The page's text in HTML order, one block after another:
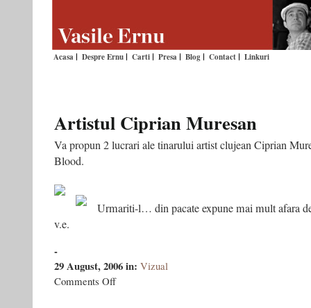
Acasa Despre Ernu Carti Presa Blog Contact Linkuri
Artistul Ciprian Muresan
Va propun 2 lucrari ale tinarului artist clujean Ciprian
Blood.
Urmariti-l… din pacate expune mai mult afara
v.e.
-
29 August, 2006in: Vizual
Comments Offon